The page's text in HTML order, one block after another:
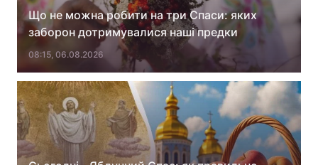
Що не можна робити на три Спаси: яких
заборон дотримувалися наші предки
08:15, 06.08.2026